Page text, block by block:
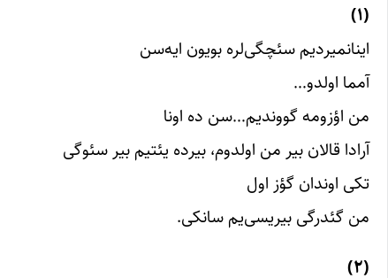
(۱)
اینانمیردیم سئچگی‌لره بویون ایه‌سن
آمما اولدو…
من اؤزومه گووندیم…سن ده اونا
آرادا قالان بیر من اولدوم، بیرده یئتیم بیر سئوگی
تکی اوندان گؤز اول
من گئدرگی بیریسی‌یم سانکی.
(۲)